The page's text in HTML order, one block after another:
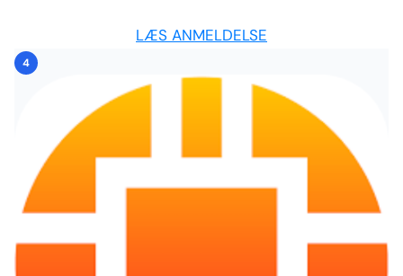
LÆS ANMELDELSE
4